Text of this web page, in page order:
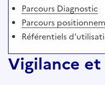
Parcours Diagnostic
Parcours
Référentiels
Vigilance